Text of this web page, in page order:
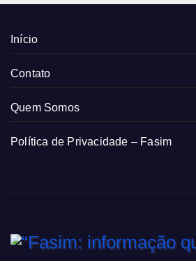
Início
Contato
Quem Somos
Política de Privacidade – Fasim